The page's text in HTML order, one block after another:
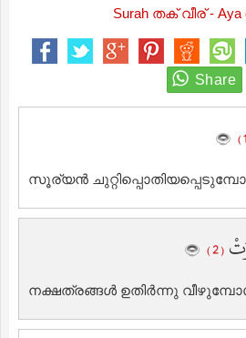
Surah തക് വീര് - Aya
സൂര്യന്‍
( 2 )
നക്ഷത്രങ്ങള്‍ ഉതിര്‍ന്നു